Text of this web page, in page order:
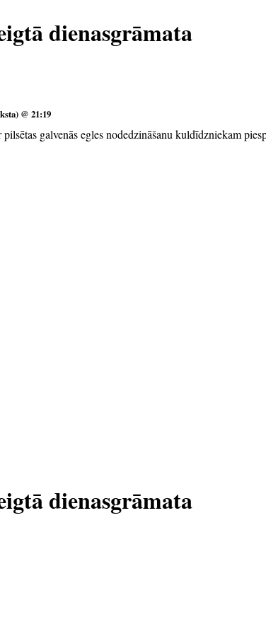
dienasgrāmata
@ 21:19
galvenās egles nodedzināšanu kuldīdzniekam
dienasgrāmata